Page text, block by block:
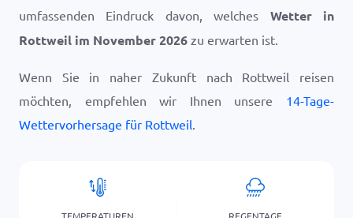
umfassenden Eindruck davon, welches Wetter in
Rottweil im November 2026 zu erwarten ist.
Wenn Sie in naher Zukunft nach Rottweil reisen
möchten, empfehlen wir Ihnen unsere 14-Tage-
Wettervorhersage für Rottweil.